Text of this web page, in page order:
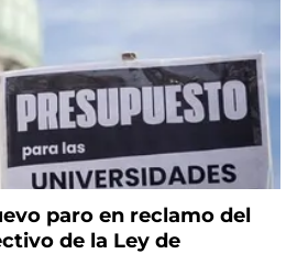
paro en reclamo del
de la Ley de